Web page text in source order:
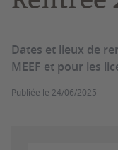
Dates et lieux de
MEEF et pour les
Publiée le 24/06/2025